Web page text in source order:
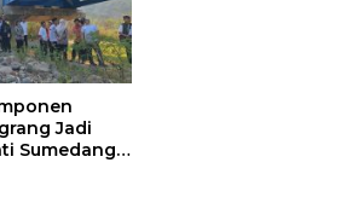
Jadi
Sumedang